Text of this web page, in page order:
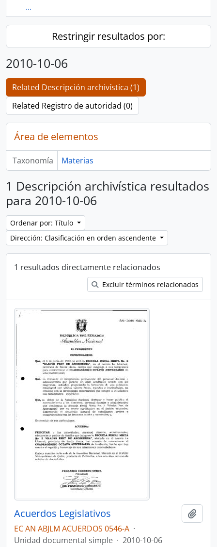
...
Restringir resultados por:
2010-10-06
Related Descripción archivística (1)
Related Registro de autoridad (0)
Área de elementos
Taxonomía Materias
1 Descripción archivística resultados
para 2010-10-06
Ordenar por: Título
Dirección: Clasificación en orden ascendente
1 resultados directamente relacionados
Excluir términos relacionados
Acuerdos Legislativos
EC AN ABJLM ACUERDOS 0546-A ·
Unidad documental simple · 2010-10-06